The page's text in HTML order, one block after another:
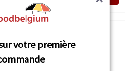
votre première